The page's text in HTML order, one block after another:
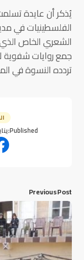
يُذكر أن عايدة
الفلسطينيات في
الشعري الخاص
جمع روايات شفوية
تردده النسوة في
Published:يناير
Previous Post